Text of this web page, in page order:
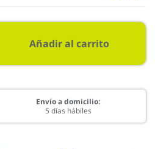
Añadir al carrito
Envío a domicilio:
5 días hábiles